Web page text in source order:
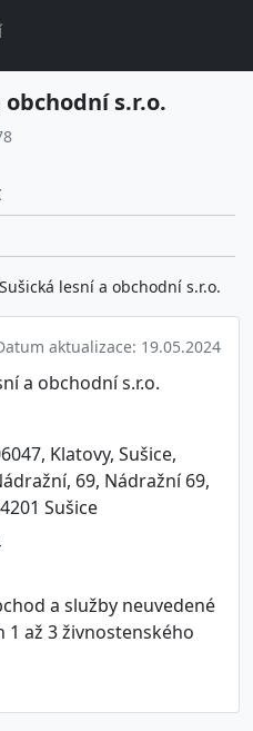
obchodní s.r.o.
Sušická lesní a obchodní s.r.o.
aktualizace: 19.05.2024
a obchodní s.r.o.
Klatovy, Sušice,
69, Nádražní 69,
Sušice
a služby neuvedené
1 až 3 živnostenského